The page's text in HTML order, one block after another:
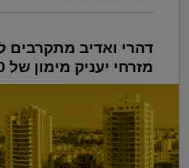
דהרי ואדיב מתקרבים
מזרחי יעניק מימון של 370 מיליון שקל